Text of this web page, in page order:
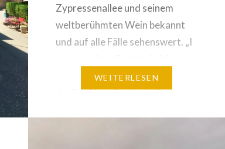
Zypressenallee und seinem
weltberühmten Wein bekannt
und auf alle Fälle sehenswert. „I
schietti van da San Guido in
duplice filar …“ : durch diese
WEITERLESEN